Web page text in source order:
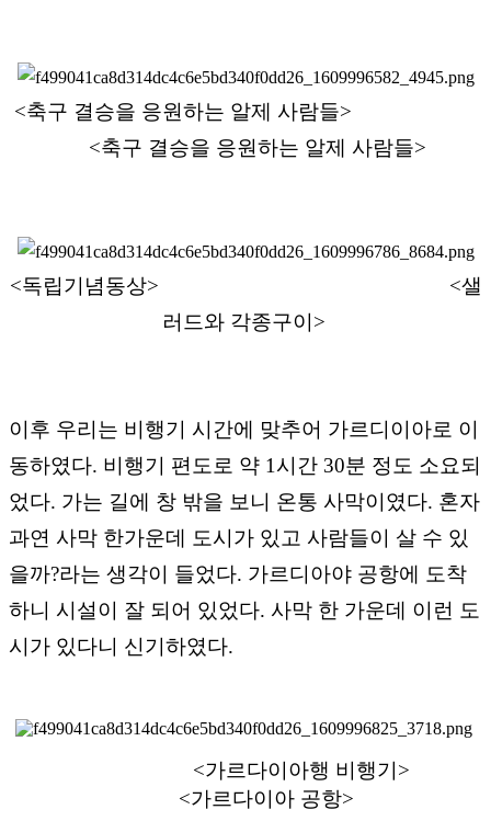
<축구 결승을 응원하는 알제 사람들>
<축구 결승을 응원하는 알제 사람들>
<독립기념동상> <샐
러드와 각종구이>
이후 우리는 비행기 시간에 맞추어 가르디이아로 이
동하였다. 비행기 편도로 약 1시간 30분 정도 소요되
었다. 가는 길에 창 밖을 보니 온통 사막이였다. 혼자
과연 사막 한가운데 도시가 있고 사람들이 살 수 있
을까?라는 생각이 들었다. 가르디아야 공항에 도착
하니 시설이 잘 되어 있었다. 사막 한 가운데 이런 도
시가 있다니 신기하였다.
<가르다이아행 비행기>
<가르다이아 공항>